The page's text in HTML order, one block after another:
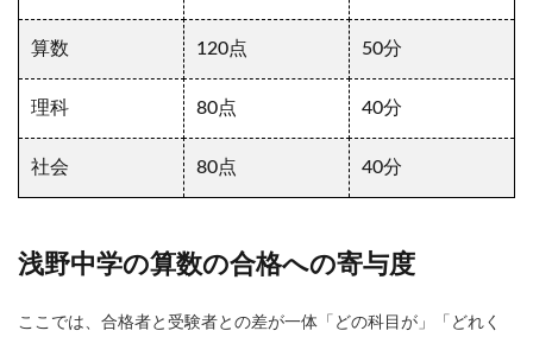
算数 120点 50分
理科 80点 40分
社会 80点 40分
浅野中学の算数の合格への寄与度
ここでは、合格者と受験者との差が一体「どの科目が」「どれく